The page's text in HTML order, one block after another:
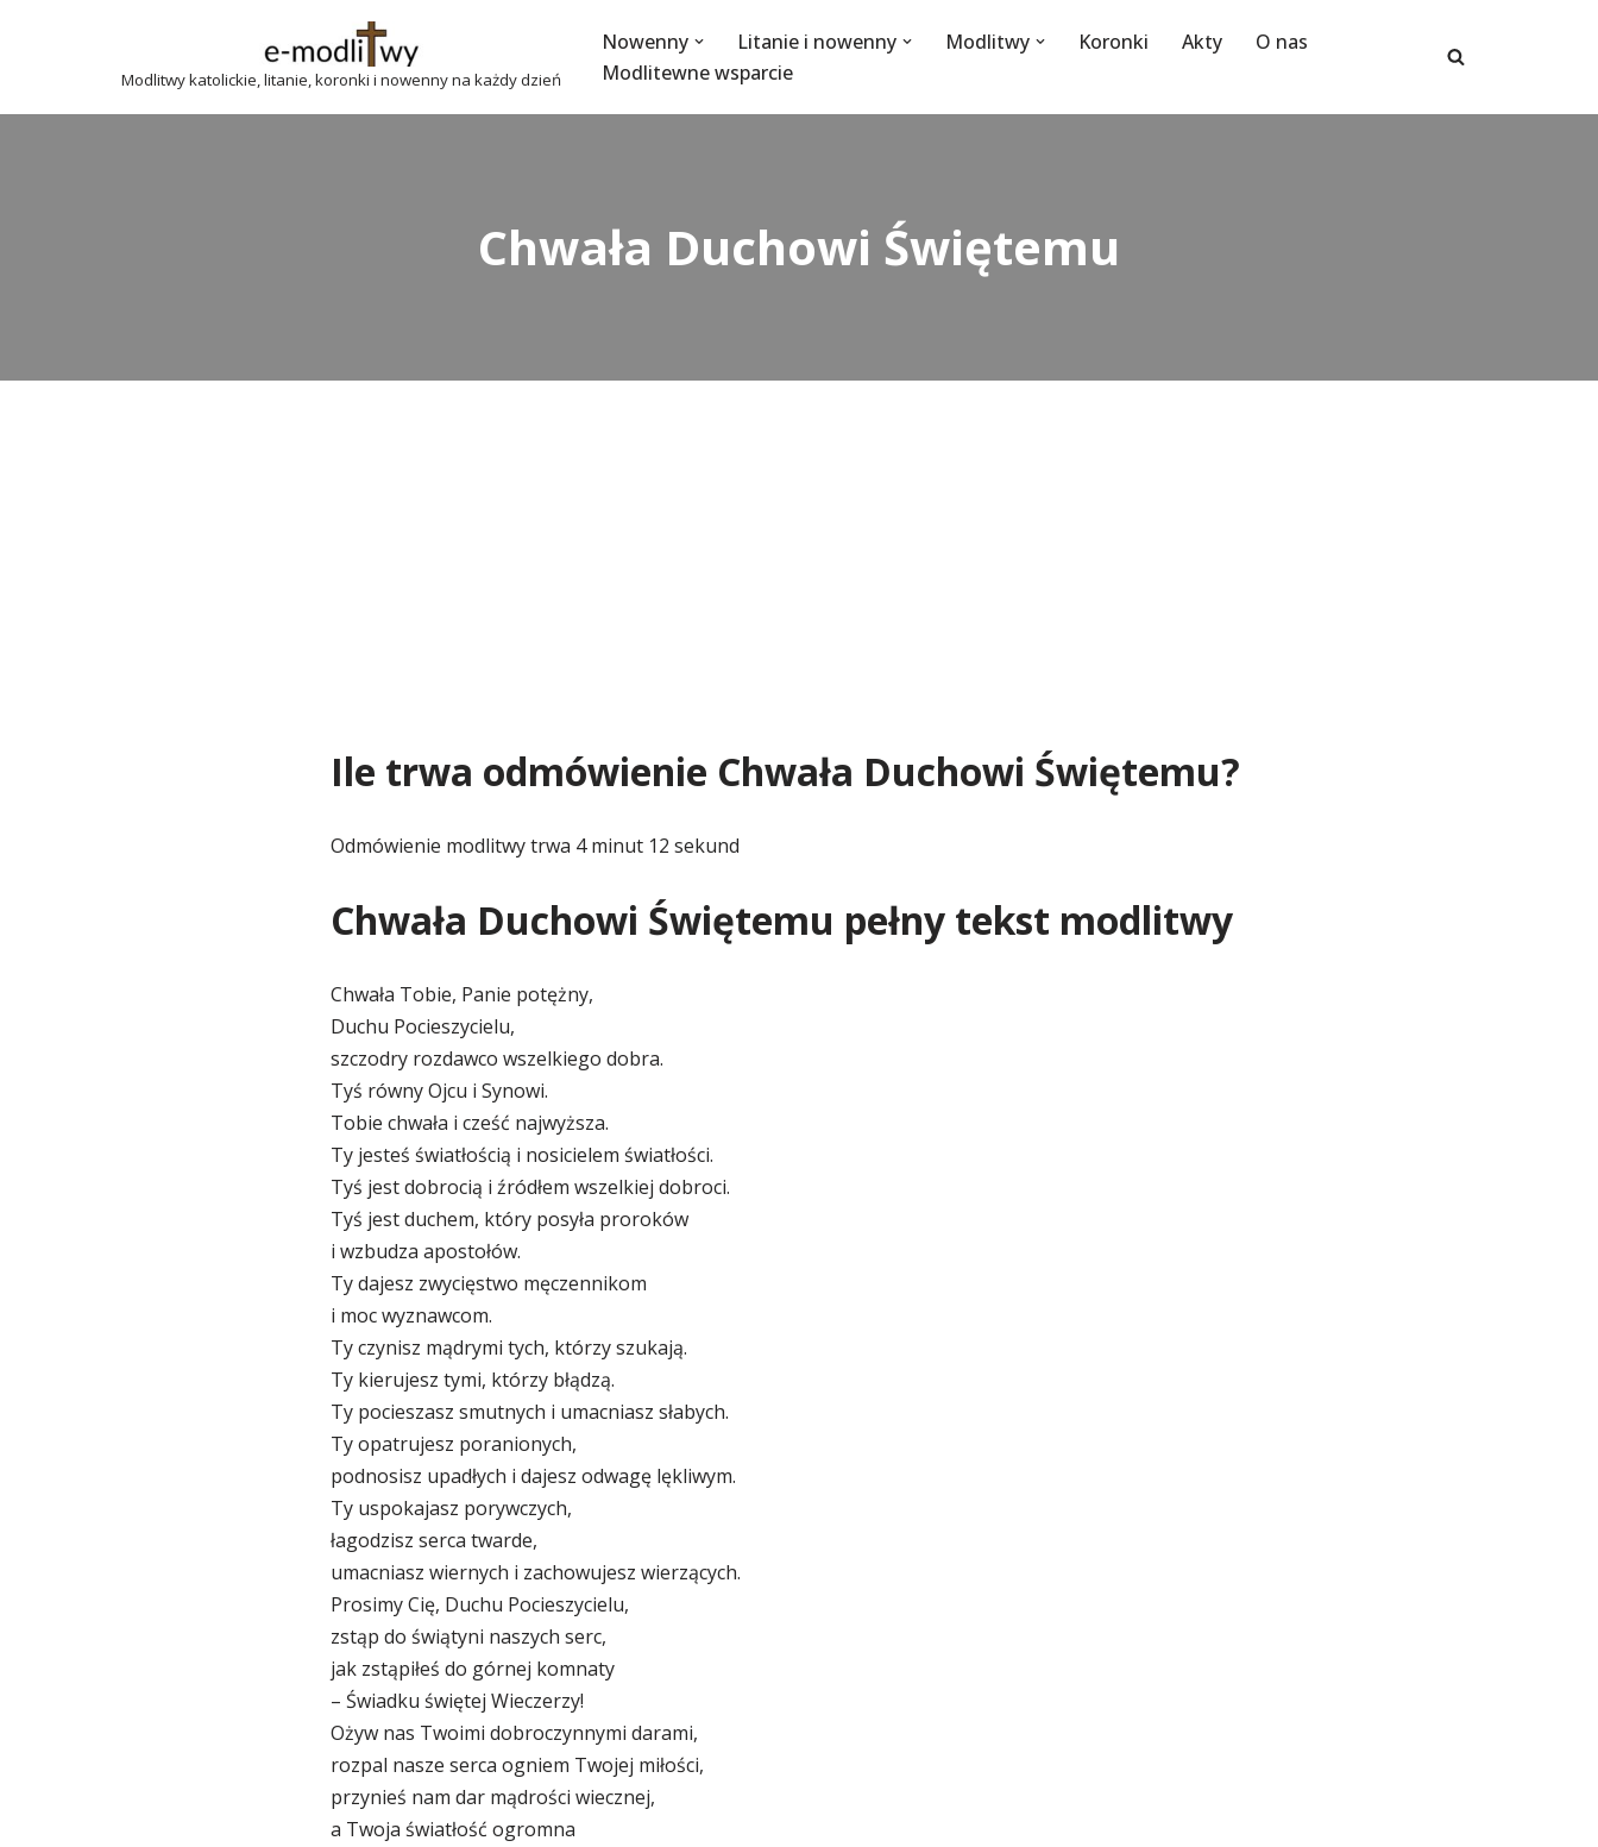
Modlitwy katolickie, litanie, koronki i nowenny na każdy dzień
Nowenny Litanie i nowenny Modlitwy Koronki Akty
O nas
Modlitewne wsparcie
Chwała Duchowi Świętemu
Ile trwa odmówienie Chwała Duchowi Świętemu?
Odmówienie modlitwy trwa 4 minut 12 sekund
Chwała Duchowi Świętemu pełny tekst modlitwy
Chwała Tobie, Panie potężny,
Duchu Pocieszycielu,
szczodry rozdawco wszelkiego dobra.
Tyś równy Ojcu i Synowi.
Tobie chwała i cześć najwyższa.
Ty jesteś światłością i nosicielem światłości.
Tyś jest dobrocią i źródłem wszelkiej dobroci.
Tyś jest duchem, który posyła proroków
i wzbudza apostołów.
Ty dajesz zwycięstwo męczennikom
i moc wyznawcom.
Ty czynisz mądrymi tych, którzy szukają.
Ty kierujesz tymi, którzy błądzą.
Ty pocieszasz smutnych i umacniasz słabych.
Ty opatrujesz poranionych,
podnosisz upadłych i dajesz odwagę lękliwym.
Ty uspokajasz porywczych,
łagodzisz serca twarde,
umacniasz wiernych i zachowujesz wierzących.
Prosimy Cię, Duchu Pocieszycielu,
zstąp do świątyni naszych serc,
jak zstąpiłeś do górnej komnaty
– Świadku świętej Wieczerzy!
Ożyw nas Twoimi dobroczynnymi darami,
rozpal nasze serca ogniem Twojej miłości,
przynieś nam dar mądrości wiecznej,
a Twoja światłość ogromna